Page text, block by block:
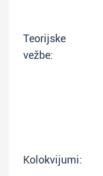
Teorijske
vežbe:
Kolokvijumi: